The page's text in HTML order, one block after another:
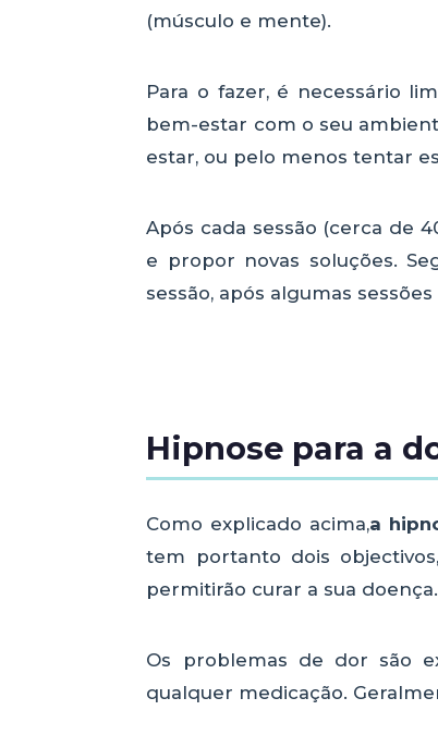
(músculo e mente).
Para o fazer, é necessário
bem-estar com o seu
estar, ou pelo menos tentar
Após cada sessão (cerca de
e propor novas soluções.
sessão, após algumas
Hipnose para a
Como explicado acima,a
tem portanto dois
permitirão curar a sua doença.
Os problemas de dor são
qualquer medicação.